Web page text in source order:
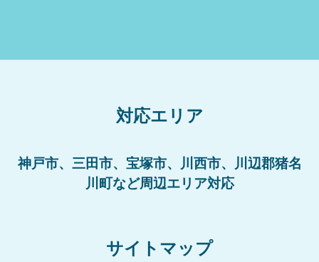
対応エリア
神戸市、三田市、宝塚市、川西市、川辺郡猪名
川町など周辺エリア対応
サイトマップ